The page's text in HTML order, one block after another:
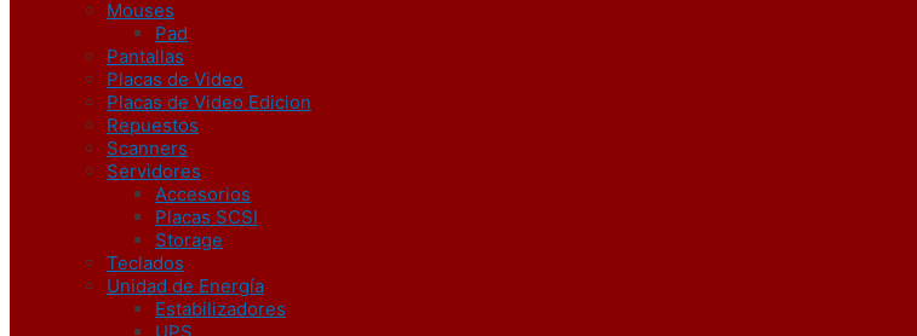
Mouses
Pad
Pantallas
Placas de Video
Placas de Video Edicion
Repuestos
Scanners
Servidores
Accesorios
Placas SCSI
Storage
Teclados
Unidad de Energía
Estabilizadores